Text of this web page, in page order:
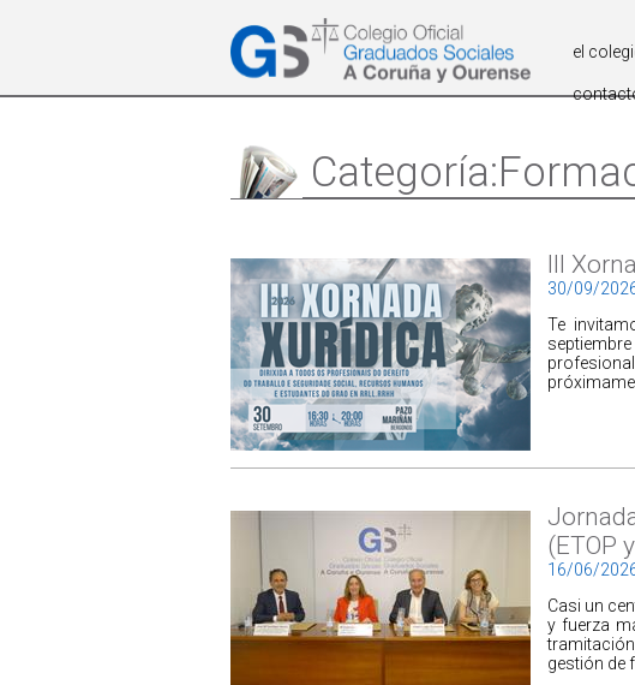
el
III
30/09/
Te
(ETOP
16/06/
Casi un
y fuerza
gestión de